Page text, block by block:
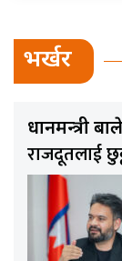
भर्खर
प्रधानमन्त्री
राजदूतलाई